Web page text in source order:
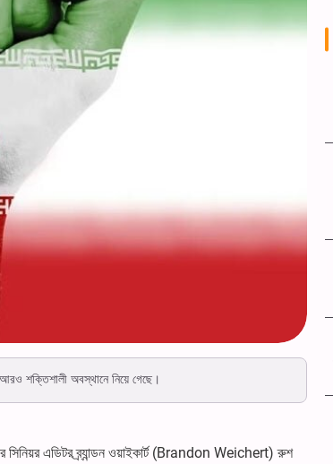
শক্তিশালী অবস্থানে নিয়ে গেছে।
সিনিয়র এডিটর ব্র্যান্ডন ওয়াইকার্ট (Brandon Weichert) রুশ